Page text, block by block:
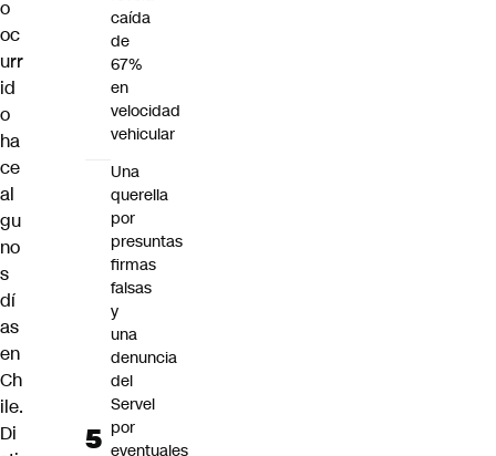
o
oc
urr
id
o
ha
ce
al
gu
no
s
dí
as
en
Ch
ile.
Di
caída
de
67%
en
velocidad
vehicular
Una
querella
por
presuntas
firmas
falsas
y
una
denuncia
del
Servel
por
eventuales